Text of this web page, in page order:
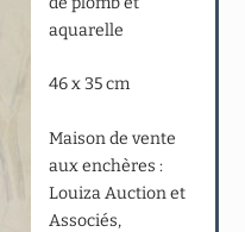
aquarelle
46 x 35 cm
Maison de vente
aux enchères :
Louiza Auction et
Associés,